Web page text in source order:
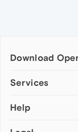
Download
Computer browsers
Opera for Mac
Services
Add-ons
Help